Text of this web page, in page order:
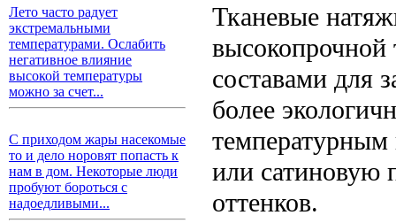
Лето часто радует
экстремальными
температурами. Ослабить
негативное влияние
высокой температуры
можно за счет...
С приходом жары насекомые
то и дело норовят попасть к
нам в дом. Некоторые люди
пробуют бороться с
надоедливыми...
Тканевые
составами для
более
или сатиновую
оттенков.